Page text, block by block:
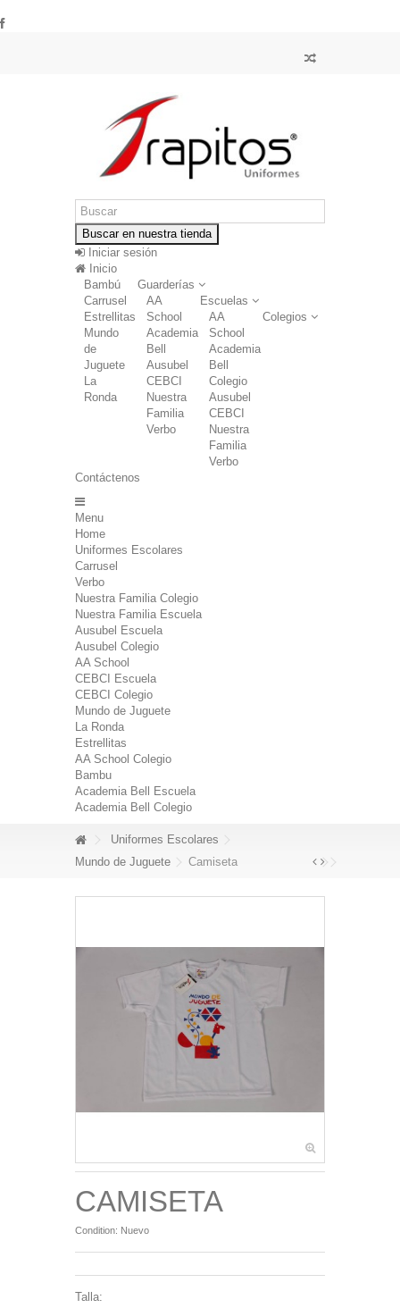
Buscar en nuestra tienda
Iniciar sesión
Inicio
Guarderías
Bambú
Carrusel
Estrellitas
Mundo
de
Juguete
La
Ronda
Escuelas
AA
School
Academia
Bell
Ausubel
CEBCI
Nuestra
Familia
Verbo
Colegios
AA
School
Academia
Bell
Colegio
Ausubel
CEBCI
Nuestra
Familia
Verbo
Contáctenos
Menu
Home
Uniformes Escolares
Carrusel
Verbo
Nuestra Familia Colegio
Nuestra Familia Escuela
Ausubel Escuela
Ausubel Colegio
AA School
CEBCI Escuela
CEBCI Colegio
Mundo de Juguete
La Ronda
Estrellitas
AA School Colegio
Bambu
Academia Bell Escuela
Academia Bell Colegio
Uniformes Escolares
Mundo de Juguete
Camiseta
CAMISETA
Condition: Nuevo
Talla: